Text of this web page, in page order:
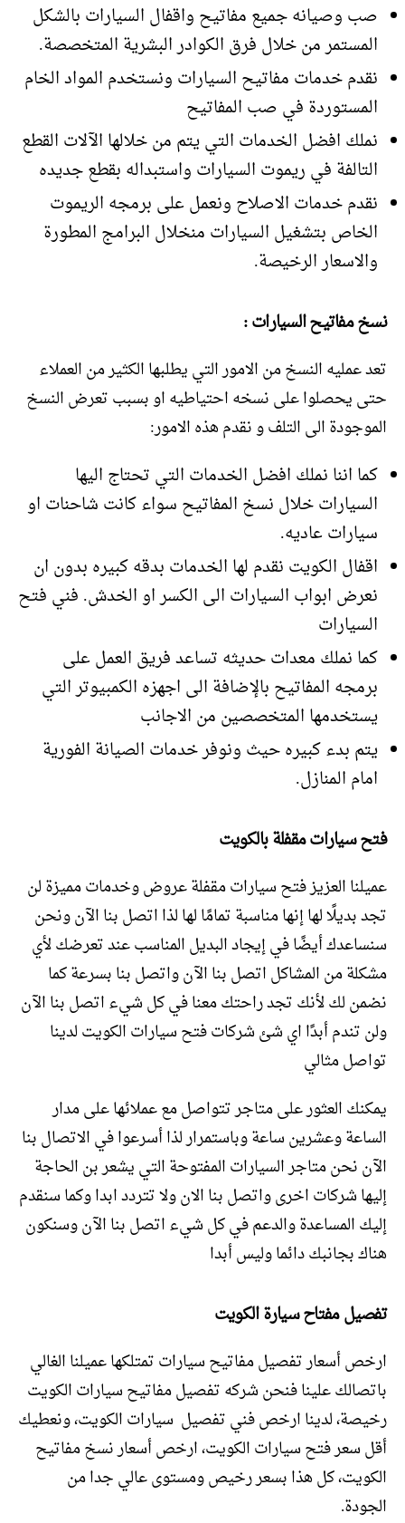
صب وصيانه جميع مفاتيح واقفال السيارات بالشكل
المستمر من خلال فرق الكوادر البشرية المتخصصة.
نقدم خدمات مفاتيح السيارات ونستخدم المواد الخام
المستوردة في صب المفاتيح
نملك افضل الخدمات التي يتم من خلالها الآلات القطع
التالفة في ريموت السيارات واستبداله بقطع جديده
نقدم خدمات الاصلاح ونعمل على برمجه الريموت
الخاص بتشغيل السيارات منخلال البرامج المطورة
والاسعار الرخيصة.
نسخ مفاتيح السيارات :
تعد عمليه النسخ من الامور التي يطلبها الكثير من العملاء
حتى يحصلوا على نسخه احتياطيه او بسبب تعرض النسخ
الموجودة الى التلف و نقدم هذه الامور:
كما اننا نملك افضل الخدمات التي تحتاج اليها
السيارات خلال نسخ المفاتيح سواء كانت شاحنات او
سيارات عاديه.
اقفال الكويت نقدم لها الخدمات بدقه كبيره بدون ان
نعرض ابواب السيارات الى الكسر او الخدش. فني فتح
السيارات
كما نملك معدات حديثه تساعد فريق العمل على
برمجه المفاتيح بالإضافة الى اجهزه الكمبيوتر التي
يستخدمها المتخصصين من الاجانب
يتم بدء كبيره حيث ونوفر خدمات الصيانة الفورية
امام المنازل.
فتح سيارات مقفلة بالكويت
عميلنا العزيز فتح سيارات مقفلة عروض وخدمات مميزة لن
تجد بديلًا لها إنها مناسبة تمامًا لها لذا اتصل بنا الآن ونحن
سنساعدك أيضًا في إيجاد البديل المناسب عند تعرضك لأي
مشكلة من المشاكل اتصل بنا الآن واتصل بنا بسرعة كما
نضمن لك لأنك تجد راحتك معنا في كل شيء اتصل بنا الآن
ولن تندم أبدًا اي شئ شركات فتح سيارات الكويت لدينا
تواصل مثالي
يمكنك العثور على متاجر تتواصل مع عملائها على مدار
الساعة وعشرين ساعة وباستمرار لذا أسرعوا في الاتصال بنا
الآن نحن متاجر السيارات المفتوحة التي يشعر بن الحاجة
إليها شركات اخرى واتصل بنا الان ولا تتردد ابدا وكما سنقدم
إليك المساعدة والدعم في كل شيء اتصل بنا الآن وسنكون
هناك بجانبك دائما وليس أبدا
تفصيل مفتاح سيارة الكويت
ارخص أسعار تفصيل مفاتيح سيارات تمتلكها عميلنا الغالي
باتصالك علينا فنحن شركه تفصيل مفاتيح سيارات الكويت
رخيصة، لدينا ارخص فني تفصيل سيارات الكويت، ونعطيك
أقل سعر فتح سيارات الكويت، ارخص أسعار نسخ مفاتيح
الكويت، كل هذا بسعر رخيص ومستوى عالي جدا من
الجودة.